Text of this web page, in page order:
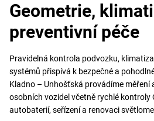
Geometrie,
preventivní péče
Pravidelná kontrola podvozku,
systémů přispívá k bezpečné a
Kladno – Unhošťská provádíme měření
osobních vozidel včetně rychlé kontroly
autobaterií, seřízení a renovaci